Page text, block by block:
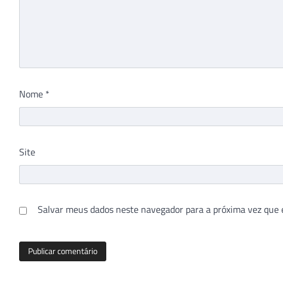
Nome *
Site
Salvar meus dados neste navegador para a próxima vez que